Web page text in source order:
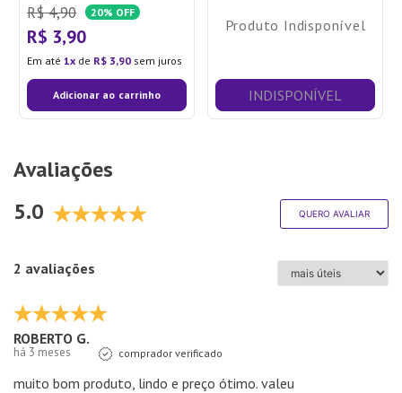
R$ 4,90 20% OFF
R$ 3,90
Em até 1 de R$ 3,90 sem juros
Adicionar ao carrinho
Produto Indisponível
INDISPONÍVEL
Avaliações
5.0
QUERO AVALIAR
2 avaliações
ROBERTO G.
há 3 meses comprador verificado
muito bom produto, lindo e preço ótimo. valeu